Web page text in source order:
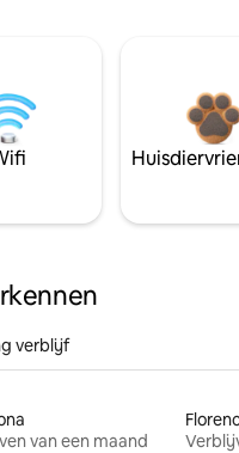
verblijf
van een maand